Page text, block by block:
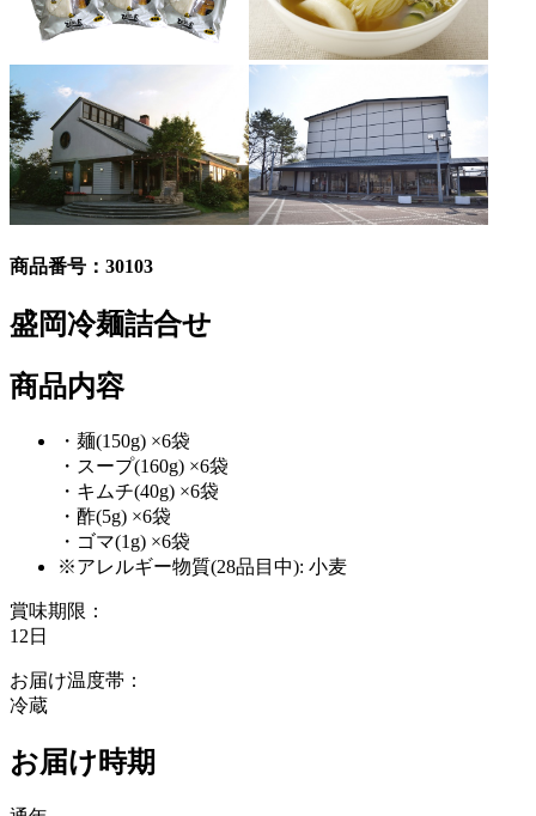
商品番号： 30103
盛岡冷麺詰合せ
商品内容
・麺(150g) ×6袋
・スープ(160g) ×6袋
・キムチ(40g) ×6袋
・酢(5g) ×6袋
・ゴマ(1g) ×6袋
※アレルギー物質(28品目中): 小麦
賞味期限：
12日
お届け温度帯：
冷蔵
お届け時期